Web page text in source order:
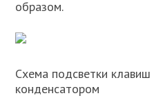
образом.
Схема подсветки
конденсатором